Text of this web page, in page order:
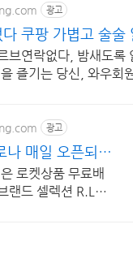
광고
쿠팡 가볍고 술술
브연락없다, 밤새도록
즐기는 당신, 와우회
광고
나 매일 오픈되는
로켓상품 무료배
랜드 셀렉션 R.LUX